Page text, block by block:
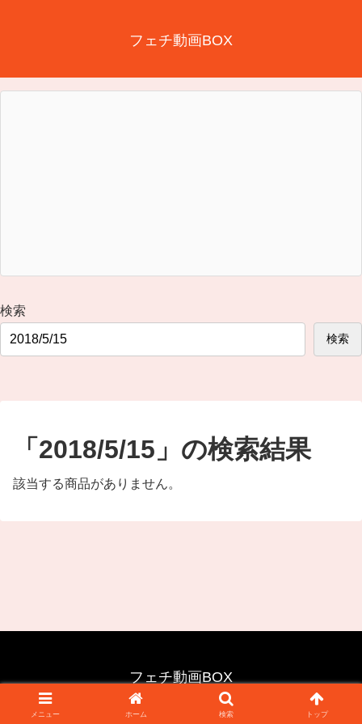
フェチ動画BOX
検索
検索
「2018/5/15」の検索結果
該当する商品がありません。
フェチ動画BOX
© 2025 フェチ動画BOX.
メニュー ホーム 検索 トップ